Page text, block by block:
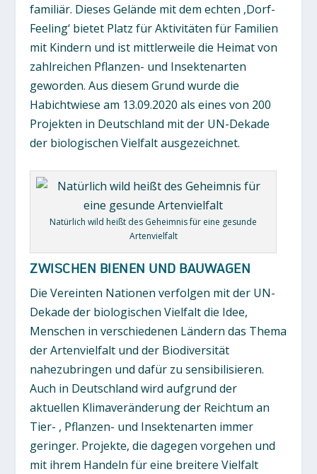
familiär. Dieses Gelände mit dem echten ‚Dorf-
Feeling‘ bietet Platz für Aktivitäten für Familien
mit Kindern und ist mittlerweile die Heimat von
zahlreichen Pflanzen- und Insektenarten
geworden. Aus diesem Grund wurde die
Habichtwiese am 13.09.2020 als eines von 200
Projekten in Deutschland mit der UN-Dekade
der biologischen Vielfalt ausgezeichnet.
Natürlich wild heißt des Geheimnis für eine gesunde
Artenvielfalt
ZWISCHEN BIENEN UND BAUWAGEN
Die Vereinten Nationen verfolgen mit der UN-
Dekade der biologischen Vielfalt die Idee,
Menschen in verschiedenen Ländern das Thema
der Artenvielfalt und der Biodiversität
nahezubringen und dafür zu sensibilisieren.
Auch in Deutschland wird aufgrund der
aktuellen Klimaveränderung der Reichtum an
Tier- , Pflanzen- und Insektenarten immer
geringer. Projekte, die dagegen vorgehen und
mit ihrem Handeln für eine breitere Vielfalt